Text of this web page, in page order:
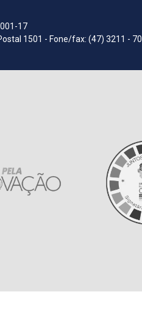
17
1501 - Fone/fax: (47) 3211 -